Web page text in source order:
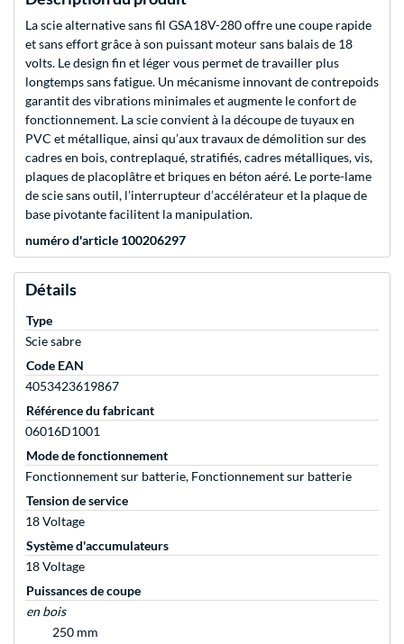
La scie alternative sans fil GSA18V-280 offre une coupe rapide
et sans effort grâce à son puissant moteur sans balais de 18
volts. Le design fin et léger vous permet de travailler plus
longtemps sans fatigue. Un mécanisme innovant de contrepoids
garantit des vibrations minimales et augmente le confort de
fonctionnement. La scie convient à la découpe de tuyaux en
PVC et métallique, ainsi qu’aux travaux de démolition sur des
cadres en bois, contreplaqué, stratifiés, cadres métalliques, vis,
plaques de placoplâtre et briques en béton aéré. Le porte-lame
de scie sans outil, l’interrupteur d’accélérateur et la plaque de
base pivotante facilitent la manipulation.
numéro d'article 100206297
Détails
Type
Scie sabre
Code EAN
4053423619867
Référence du fabricant
06016D1001
Mode de fonctionnement
Fonctionnement sur batterie, Fonctionnement sur batterie
Tension de service
18 Voltage
Système d'accumulateurs
18 Voltage
Puissances de coupe
en bois
250 mm